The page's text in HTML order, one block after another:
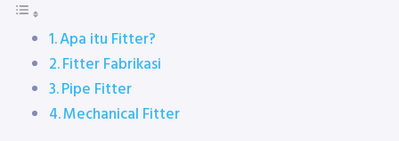
Apa itu Fitter?
Fitter Fabrikasi
Pipe Fitter
Mechanical Fitter